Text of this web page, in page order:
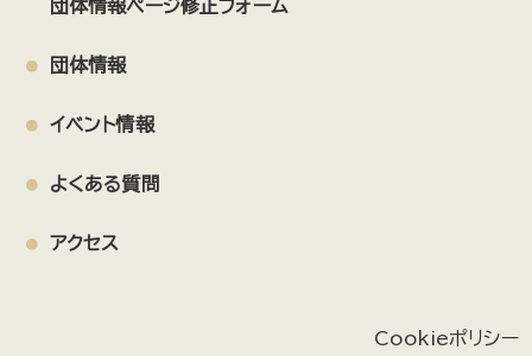
団体情報ページ修正フォーム
団体情報
イベント情報
よくある質問
アクセス
Cookieポリシー